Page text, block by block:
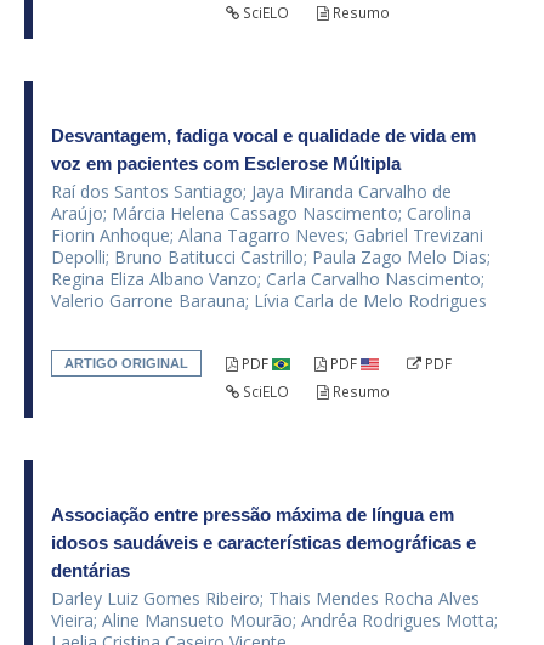
SciELO
Resumo
Desvantagem, fadiga vocal e qualidade de vida em
voz em pacientes com Esclerose Múltipla
Raí dos Santos Santiago; Jaya Miranda Carvalho de
Araújo; Márcia Helena Cassago Nascimento; Carolina
Fiorin Anhoque; Alana Tagarro Neves; Gabriel Trevizani
Depolli; Bruno Batitucci Castrillo; Paula Zago Melo Dias;
Regina Eliza Albano Vanzo; Carla Carvalho Nascimento;
Valerio Garrone Barauna; Lívia Carla de Melo Rodrigues
ARTIGO ORIGINAL PDF PDF
PDF
SciELO
Resumo
Associação entre pressão máxima de língua em
idosos saudáveis e características demográficas e
dentárias
Darley Luiz Gomes Ribeiro; Thais Mendes Rocha Alves
Vieira; Aline Mansueto Mourão; Andréa Rodrigues Motta;